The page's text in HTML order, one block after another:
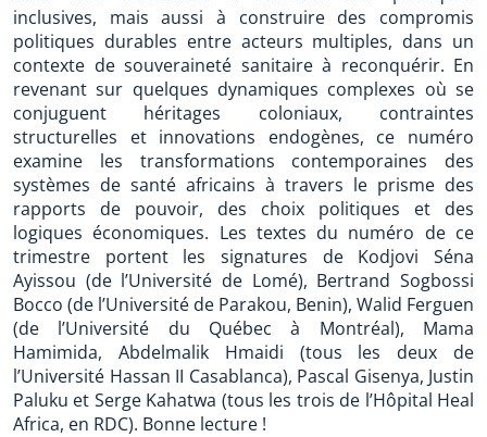
inclusives, mais aussi à construire des compromis
politiques durables entre acteurs multiples, dans un
contexte de souveraineté sanitaire à reconquérir. En
revenant sur quelques dynamiques complexes où se
conjuguent héritages coloniaux, contraintes
structurelles et innovations endogènes, ce numéro
examine les transformations contemporaines des
systèmes de santé africains à travers le prisme des
rapports de pouvoir, des choix politiques et des
logiques économiques. Les textes du numéro de ce
trimestre portent les signatures de Kodjovi Séna
Ayissou (de l’Université de Lomé), Bertrand Sogbossi
Bocco (de l’Université de Parakou, Benin), Walid Ferguen
(de l’Université du Québec à Montréal), Mama
Hamimida, Abdelmalik Hmaidi (tous les deux de
l’Université Hassan II Casablanca), Pascal Gisenya, Justin
Paluku et Serge Kahatwa (tous les trois de l’Hôpital Heal
Africa, en RDC). Bonne lecture !